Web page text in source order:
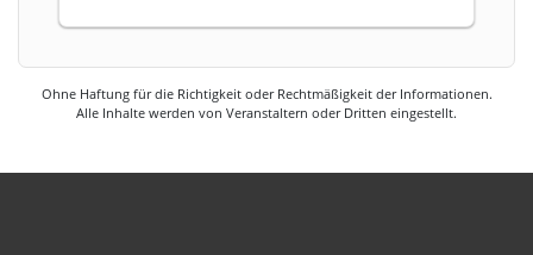
Ohne Haftung für die Richtigkeit oder Rechtmäßigkeit der Informationen.
Alle Inhalte werden von Veranstaltern oder Dritten eingestellt.